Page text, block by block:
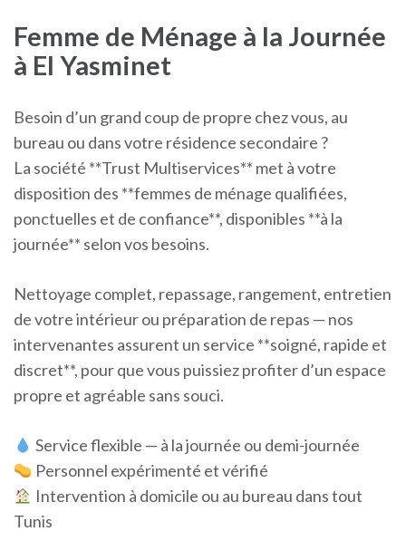
Femme de Ménage à la Journée
à El Yasminet
Besoin d’un grand coup de propre chez vous, au
bureau ou dans votre résidence secondaire ?
La société **Trust Multiservices** met à votre
disposition des **femmes de ménage qualifiées,
ponctuelles et de confiance**, disponibles **à la
journée** selon vos besoins.
Nettoyage complet, repassage, rangement, entretien
de votre intérieur ou préparation de repas — nos
intervenantes assurent un service **soigné, rapide et
discret**, pour que vous puissiez profiter d’un espace
propre et agréable sans souci.
Service flexible — à la journée ou demi-journée
Personnel expérimenté et vérifié
Intervention à domicile ou au bureau dans tout
Tunis